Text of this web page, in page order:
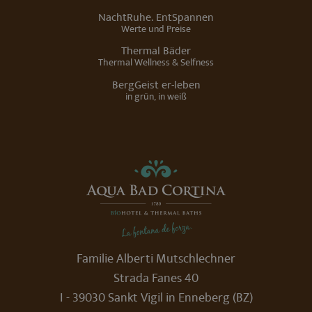
NachtRuhe. EntSpannen
Werte und Preise
Thermal Bäder
Thermal Wellness & Selfness
BergGeist er-leben
in grün, in weiß
Familie Alberti Mutschlechner
Strada Fanes 40
I - 39030 Sankt Vigil in Enneberg (BZ)
frontend[syslanguage]
www.aquabadcortina.it
frontend[language] www.aquabadcortina.it
PHPSESSID PHP.net
www.aquabadcortina.it
frontend[PHPSESSID] www.aquabadcortina.it